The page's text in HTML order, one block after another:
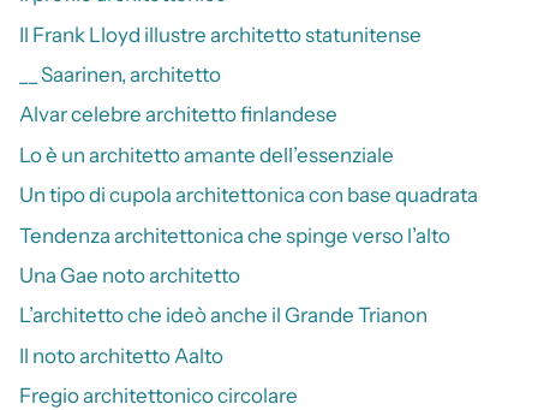
Il Frank Lloyd illustre architetto statunitense
__ Saarinen, architetto
Alvar celebre architetto finlandese
Lo è un architetto amante dell’essenziale
Un tipo di cupola architettonica con base quadrata
Tendenza architettonica che spinge verso l’alto
Una Gae noto architetto
L’architetto che ideò anche il Grande Trianon
Il noto architetto Aalto
Fregio architettonico circolare